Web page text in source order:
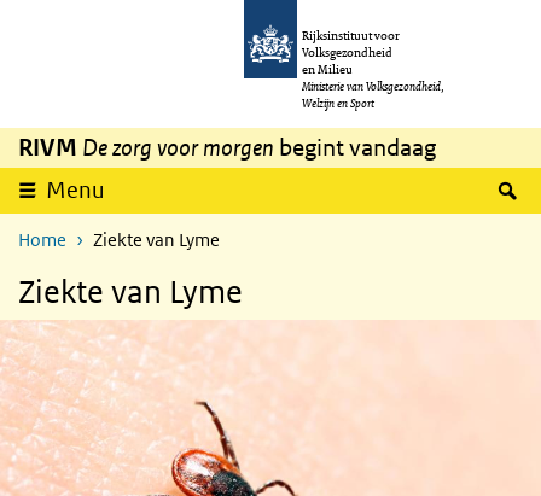
Overslaan en naar de inhoud gaan
Rijksinstituut voor
Volksgezondheid
en Milieu
Ministerie van Volksgezondheid,
Welzijn en Sport
RIVM De zorg voor morgen begint vandaag
Menu
Home Ziekte van Lyme
Ziekte van Lyme